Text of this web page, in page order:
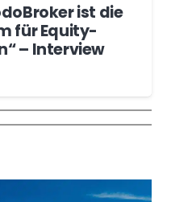
ist die
für Equity-
– Interview